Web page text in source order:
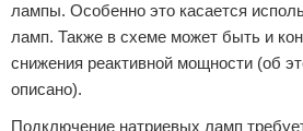
лампы. Особенно это касается
ламп. Также в схеме может быть и
снижения реактивной мощности (об
описано).
Подключение натриевых ламп